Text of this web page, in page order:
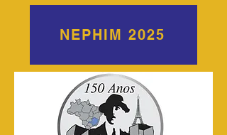
NEPHIM 2025